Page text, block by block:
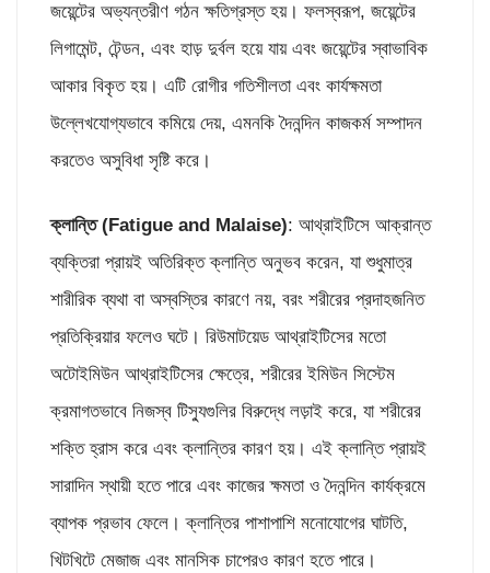
জয়েন্টের অভ্যন্তরীণ গঠন ক্ষতিগ্রস্ত হয়। ফলস্বরূপ, জয়েন্টের
লিগামেন্ট, টেন্ডন, এবং হাড় দুর্বল হয়ে যায় এবং জয়েন্টের স্বাভাবিক
আকার বিকৃত হয়। এটি রোগীর গতিশীলতা এবং কার্যক্ষমতা
উল্লেখযোগ্যভাবে কমিয়ে দেয়, এমনকি দৈনন্দিন কাজকর্ম সম্পাদন
করতেও অসুবিধা সৃষ্টি করে।
ক্লান্তি (Fatigue and Malaise): আথ্রাইটিসে আক্রান্ত
ব্যক্তিরা প্রায়ই অতিরিক্ত ক্লান্তি অনুভব করেন, যা শুধুমাত্র
শারীরিক ব্যথা বা অস্বস্তির কারণে নয়, বরং শরীরের প্রদাহজনিত
প্রতিক্রিয়ার ফলেও ঘটে। রিউমাটয়েড আথ্রাইটিসের মতো
অটোইমিউন আথ্রাইটিসের ক্ষেত্রে, শরীরের ইমিউন সিস্টেম
ক্রমাগতভাবে নিজস্ব টিস্যুগুলির বিরুদ্ধে লড়াই করে, যা শরীরের
শক্তি হ্রাস করে এবং ক্লান্তির কারণ হয়। এই ক্লান্তি প্রায়ই
সারাদিন স্থায়ী হতে পারে এবং কাজের ক্ষমতা ও দৈনন্দিন কার্যক্রমে
ব্যাপক প্রভাব ফেলে। ক্লান্তির পাশাপাশি মনোযোগের ঘাটতি,
খিটখিটে মেজাজ এবং মানসিক চাপেরও কারণ হতে পারে।